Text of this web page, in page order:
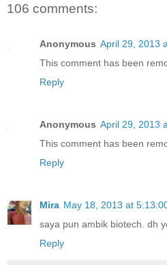
106 comments:
Anonymous April 29, 2013
This comment has been
Reply
Anonymous April 29, 2013
This comment has been
Reply
Mira May 18, 2013 at
saya pun ambik biotech. dh
Reply